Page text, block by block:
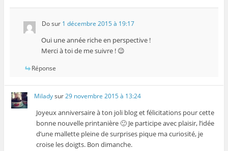
Dosur 1 décembre 2015 à 19:17
Oui une année riche en perspective !
Merci à toi de me suivre ! 😉
Réponse
Miladysur29 novembre 2015 à 13:24
Joyeux anniversaire à ton joli blog et félicitations pour cette
bonne nouvelle printanière 🙂 Je participe avec plaisir, l’idée
d’une mallette pleine de surprises pique ma curiosité, je
croise les doigts. Bon dimanche.